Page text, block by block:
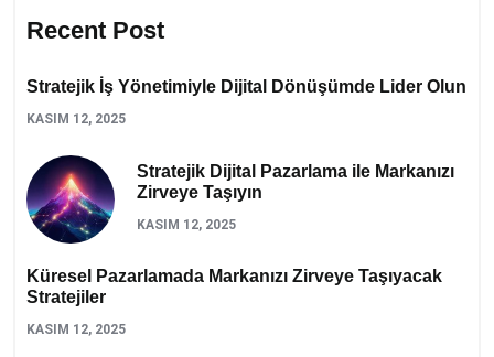
Recent Post
Stratejik İş Yönetimiyle Dijital Dönüşümde Lider Olun
KASIM 12, 2025
Stratejik Dijital Pazarlama ile Markanızı
Zirveye Taşıyın
KASIM 12, 2025
Küresel Pazarlamada Markanızı Zirveye Taşıyacak
Stratejiler
KASIM 12, 2025